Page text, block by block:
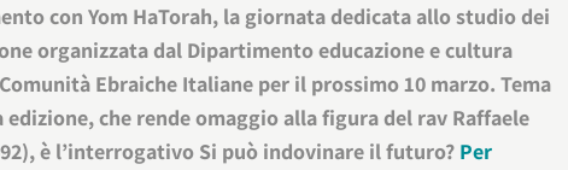
con Yom HaTorah, la giornata dedicata allo studio dei
organizzata dal Dipartimento educazione e cultura
Ebraiche Italiane per il prossimo 10 marzo. Tema
edizione, che rende omaggio alla figura del rav Raffaele
è l’interrogativo Si può indovinare il futuro? Per